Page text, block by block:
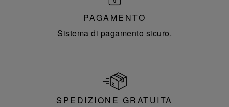
PAGAMENTO
Sistema di pagamento sicuro.
SPEDIZIONE GRATUITA